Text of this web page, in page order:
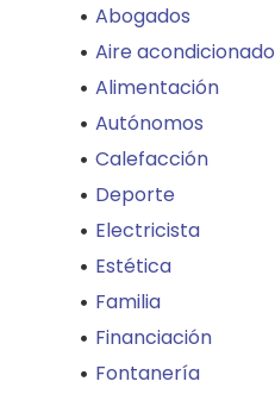
Abogados
Aire acondicionado
Alimentación
Autónomos
Calefacción
Deporte
Electricista
Estética
Familia
Financiación
Fontanería